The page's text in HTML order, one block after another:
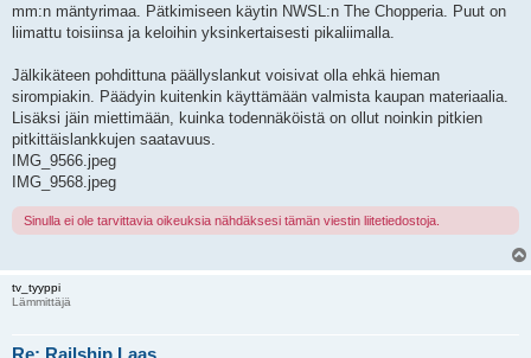
mm:n mäntyrimaa. Pätkimiseen käytin NWSL:n The Chopperia. Puut on
liimattu toisiinsa ja keloihin yksinkertaisesti pikaliimalla.
Jälkikäteen pohdittuna päällyslankut voisivat olla ehkä hieman
sirompiakin. Päädyin kuitenkin käyttämään valmista kaupan materiaalia.
Lisäksi jäin miettimään, kuinka todennäköistä on ollut noinkin pitkien
pitkittäislankkujen saatavuus.
IMG_9566.jpeg
IMG_9568.jpeg
Sinulla ei ole tarvittavia oikeuksia nähdäksesi tämän viestin liitetiedostoja.
tv_tyyppi
Lämmittäjä
Re: Railship Laas